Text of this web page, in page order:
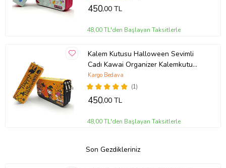
450,00 TL
48,00 TL'den Başlayan Taksitlerle
Kalem Kutusu Halloween Sevimli
Cadı Kawai Organizer Kalemkutu
Vegan Deri Üç Bölmeli Kalemlik
(1)
Kargo Bedava
450,00 TL
48,00 TL'den Başlayan Taksitlerle
Son Gezdikleriniz